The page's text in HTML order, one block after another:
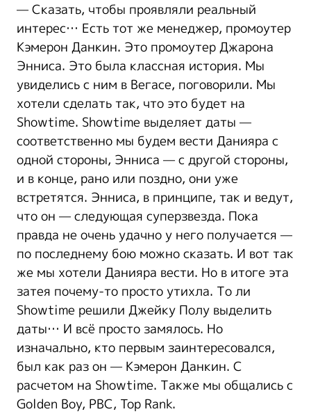
— Сказать, чтобы проявляли реальный
интерес… Есть тот же менеджер, промоутер
Кэмерон Данкин. Это промоутер Джарона
Энниса. Это была классная история. Мы
увиделись с ним в Вегасе, поговорили. Мы
хотели сделать так, что это будет на
Showtime. Showtime выделяет даты —
соответственно мы будем вести Данияра с
одной стороны, Энниса — с другой стороны,
и в конце, рано или поздно, они уже
встретятся. Энниса, в принципе, так и ведут,
что он — следующая суперзвезда. Пока
правда не очень удачно у него получается —
по последнему бою можно сказать. И вот так
же мы хотели Данияра вести. Но в итоге эта
затея почему-то просто утихла. То ли
Showtime решили Джейку Полу выделить
даты… И всё просто замялось. Но
изначально, кто первым заинтересовался,
был как раз он — Кэмерон Данкин. С
расчетом на Showtime. Также мы общались с
Golden Boy, PBC, Top Rank.